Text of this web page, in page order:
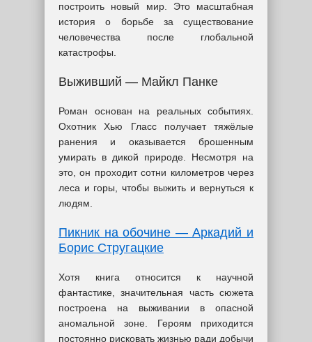
построить новый мир. Это масштабная
история о борьбе за существование
человечества после глобальной
катастрофы.
Выживший — Майкл Панке
Роман основан на реальных событиях.
Охотник Хью Гласс получает тяжёлые
ранения и оказывается брошенным
умирать в дикой природе. Несмотря на
это, он проходит сотни километров через
леса и горы, чтобы выжить и вернуться к
людям.
Пикник на обочине — Аркадий и
Борис Стругацкие
Хотя книга относится к научной
фантастике, значительная часть сюжета
построена на выживании в опасной
аномальной зоне. Героям приходится
постоянно рисковать жизнью ради добычи